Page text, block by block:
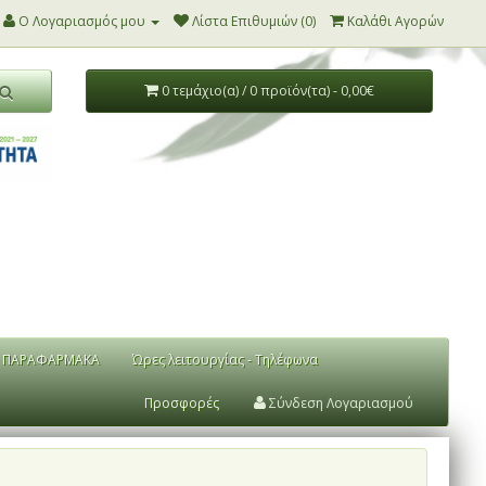
Ο Λογαριασμός μου Λίστα Επιθυμιών (0) Καλάθι Αγορών
0 τεμάχιο(α) / 0 προϊόν(τα) - 0,00€
ΠΑΡΑΦΑΡΜΑΚΑ Ώρες λειτουργίας - Τηλέφωνα
Προσφορές Σύνδεση Λογαριασμού